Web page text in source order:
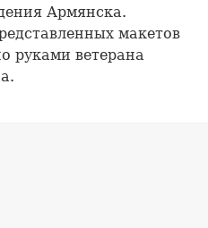
Армянска.
макетов
руками ветерана